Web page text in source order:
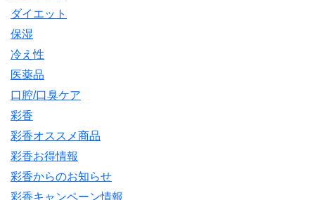
ダイエット
保湿
冷え性
医薬品
口腔/口臭ケア
彩香
彩香オススメ商品
彩香お得情報
彩香からのお知らせ
彩香キャンペーン情報